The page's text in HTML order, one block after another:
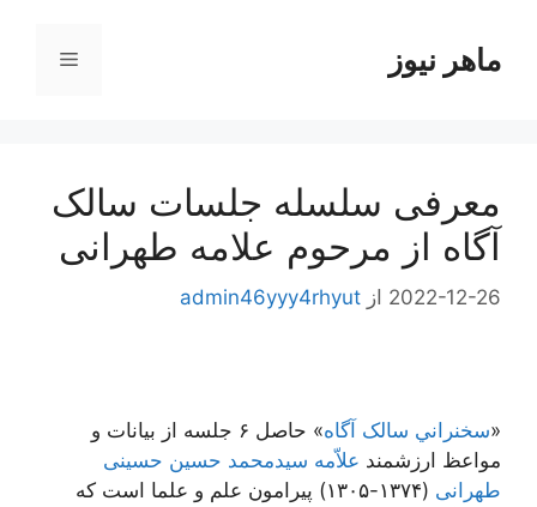
محتواماهر نیوز فهرست
معرفی سلسله جلسات سالک
آگاه از مرحوم علامه طهرانی
2022-12-26 از admin46yyy4rhyut
«سخنراني سالک آگاه
» حاصل ۶ جلسه از بیانات و
مواعظ ارزشمند علاّمه سیدمحمد حسین حسینی
طهرانی
(۱۳۷۴-۱۳۰۵) پیرامون علم و علما است که